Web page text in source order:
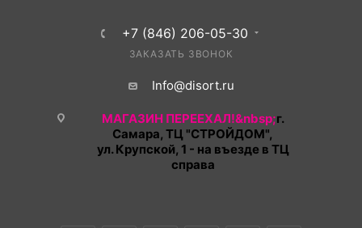
+7 (846) 206-05-30
ЗАКАЗАТЬ ЗВОНОК
Info@disort.ru
МАГАЗИН ПЕРЕЕХАЛ!&nbsp;г.
Самара, ТЦ "СТРОЙДОМ",
ул. Крупской, 1 - на въезде в ТЦ
справа